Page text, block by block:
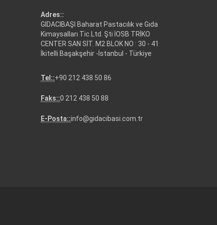
Adres::
GIDACIBAŞI Baharat Pastacılık ve Gıda
Kimaysalları Tic.Ltd. Şti İOSB TRİKO
CENTER SAN SİT. M2 BLOK NO : 30 - 41
İkitelli Başakşehir -İstanbul - Türkiye
Tel::+90 212 438 50 86
Faks::0 212 438 50 88
E-Posta::info@gidacibasi.com.tr